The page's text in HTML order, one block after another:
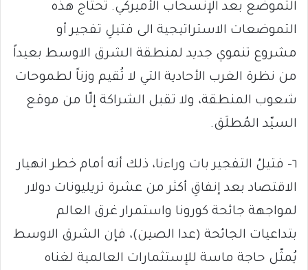
التموضع بعد الإنسحاب الأميركي. تحتاج هذه
التموضعات الاستراتيجية الى فتيلِ تفجير أو
مشروع تنموي جديد لمنطقة الشرق الاوسط بعيداً
من نظرة الغرب الأحادية التي لا تُقيم وزناً لطموحات
شعوب المنطقة، ولا تقبل الشراكة إلّا من موقع
السيّد المُطلَق.
٦- فتيلُ التفجير بات وراءنا، ذلك أنه أمام خطر انهيار
الاقتصاد بعد إنفاقِ أكثر من عشرة تريليونات دولار
لمواجهة جائحة كورونا واستمرار غرق العالم
بتداعيات الجائحة (عدا الصين)، فإن الشرق الاوسط
يُمثّل حاجة ماسة للإستثمارات العالمية لغناه